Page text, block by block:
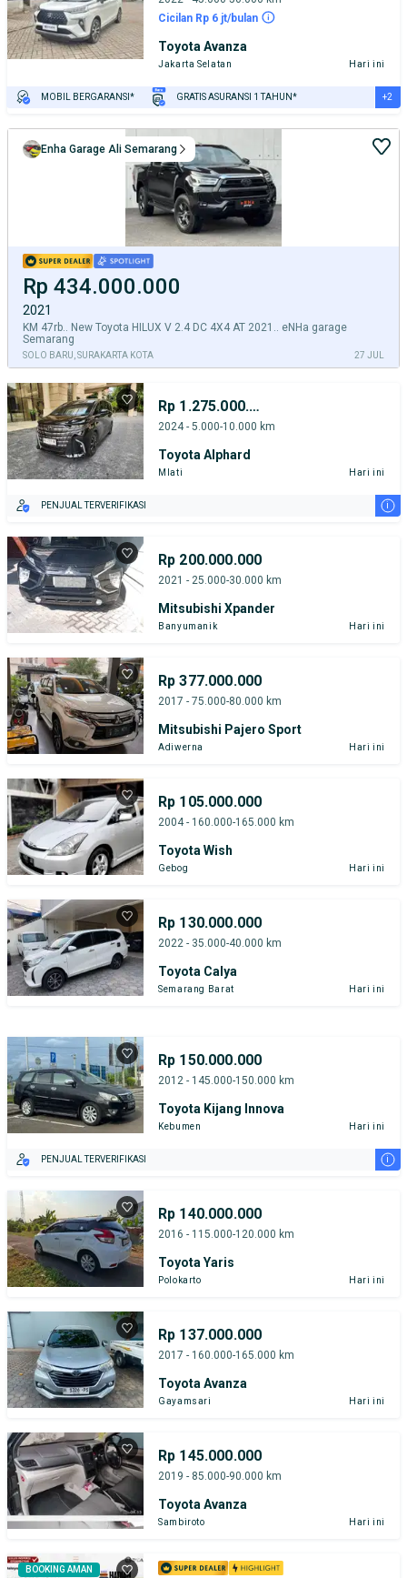
Cicilan Rp 6 jt/bulan
Toyota Avanza
Jakarta Selatan Hari ini
MOBIL BERGARANSI* GRATIS ASURANSI 1 TAHUN* +2
Rp 434.000.000
2021
KM 47rb.. New Toyota HILUX V 2.4 DC 4X4 AT 2021.. eNHa garage
Semarang
SOLO BARU, SURAKARTA KOTA 27 JUL
Enha Garage Ali Semarang
Rp 1.275.000.000
2024 - 5.000-10.000 km
Toyota Alphard
Mlati Hari ini
PENJUAL TERVERIFIKASI i
Rp 200.000.000
2021 - 25.000-30.000 km
Mitsubishi Xpander
Banyumanik Hari ini
Rp 377.000.000
2017 - 75.000-80.000 km
Mitsubishi Pajero Sport
Adiwerna Hari ini
Rp 105.000.000
2004 - 160.000-165.000 km
Toyota Wish
Gebog Hari ini
Rp 130.000.000
2022 - 35.000-40.000 km
Toyota Calya
Semarang Barat Hari ini
Rp 150.000.000
2012 - 145.000-150.000 km
Toyota Kijang Innova
Kebumen Hari ini
PENJUAL TERVERIFIKASI i
Rp 140.000.000
2016 - 115.000-120.000 km
Toyota Yaris
Polokarto Hari ini
Rp 137.000.000
2017 - 160.000-165.000 km
Toyota Avanza
Gayamsari Hari ini
Rp 145.000.000
2019 - 85.000-90.000 km
Toyota Avanza
Sambiroto Hari ini
BOOKING AMAN